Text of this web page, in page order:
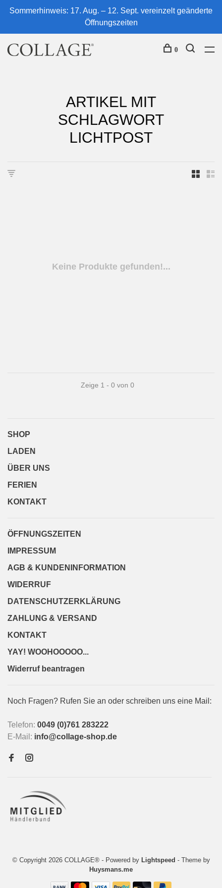
Sommerhinweis: 17. Aug. – 12. Sept. vereinzelt geänderte
Öffnungszeiten
0
ARTIKEL MIT
SCHLAGWORT
LICHTPOST
Keine Produkte gefunden!...
Zeige 1 - 0 von 0
SHOP
LADEN
ÜBER UNS
FERIEN
KONTAKT
ÖFFNUNGSZEITEN
IMPRESSUM
AGB & KUNDENINFORMATION
WIDERRUF
DATENSCHUTZERKLÄRUNG
ZAHLUNG & VERSAND
KONTAKT
YAY! WOOHOOOOO...
Widerruf beantragen
Noch Fragen? Rufen Sie an oder schreiben uns eine Mail:
Telefon: 0049 (0)761 283222
E-Mail: info@collage-shop.de
© Copyright 2026 COLLAGE® - Powered by Lightspeed - Theme by
Huysmans.me